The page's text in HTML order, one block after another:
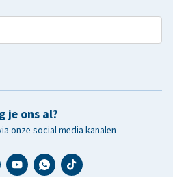
je ons al?
onze social media kanalen